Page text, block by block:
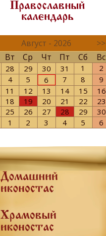
Православный
календарь
Август - 2026
>>
Вт Ср Чт Пт Сб Вс
28 29 30 31 1
2
4 5 6 7 8
9
11 12 13 14 15
16
18 19 20 21 22
23
25 26 27 28 29
30
1 2 3 4 5 6
Домашний
иконостас
Храмовый
иконостас